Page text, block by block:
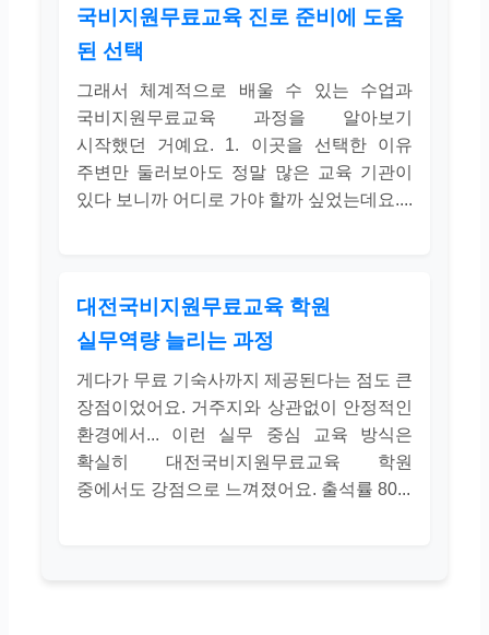
국비지원무료교육 진로 준비에 도움
된 선택
그래서 체계적으로 배울 수 있는 수업과
국비지원무료교육 과정을 알아보기
시작했던 거예요. 1. 이곳을 선택한 이유
주변만 둘러보아도 정말 많은 교육 기관이
있다 보니까 어디로 가야 할까 싶었는데요....
대전국비지원무료교육 학원
실무역량 늘리는 과정
게다가 무료 기숙사까지 제공된다는 점도 큰
장점이었어요. 거주지와 상관없이 안정적인
환경에서... 이런 실무 중심 교육 방식은
확실히 대전국비지원무료교육 학원
중에서도 강점으로 느껴졌어요. 출석률 80...